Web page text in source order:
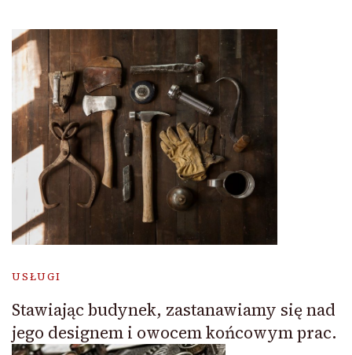
USŁUGI
Stawiając budynek, zastanawiamy się nad
jego designem i owocem końcowym prac.